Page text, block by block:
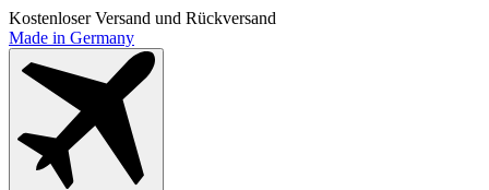
Kostenloser Versand und Rückversand
Made in Germany